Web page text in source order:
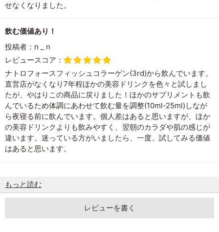
せなくなりました。
飲む価値あり！
投稿者： n _ n
レビュースコア：
ナトロフォースフィッシュコラーゲン(3rd)から飲んでいます。
直営店がなくなり7年程ほかの美容ドリンクを色々と試しまし
たが、やはりこの商品に戻りました！ほかのサプリメントも飲
んでいるため体調にあわせて飲む量を調整(10ml-25ml)しなが
ら夜寝る前に飲んでいます。個人差はあると思いますが、ほか
の美容ドリンクよりも飲みやすく、翌朝のカラダや肌の感じが
違います。迷っている方がいましたら、一度、試してみる価値
はあると思います。
もっと読む
レビューを書く